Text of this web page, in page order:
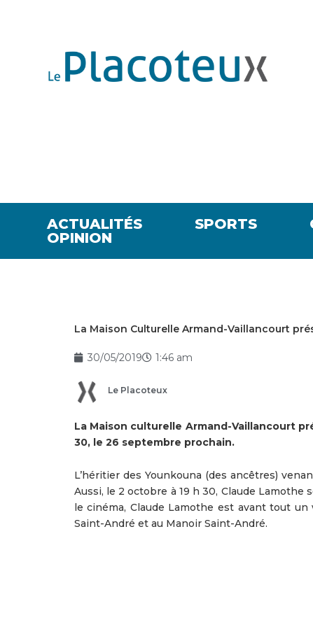
ACTUALITÉS SPORTS
OPINION
La Maison Culturelle Armand-Vaillancourt
30/05/2019 1:46 am
Le Placoteux
La Maison culturelle Armand-Vaillancourt
30, le 26 septembre prochain.
L’héritier des Younkouna (des ancêtres)
Aussi, le 2 octobre à 19 h 30, Claude
le cinéma, Claude Lamothe est avant tout
Saint-André et au Manoir Saint-André.